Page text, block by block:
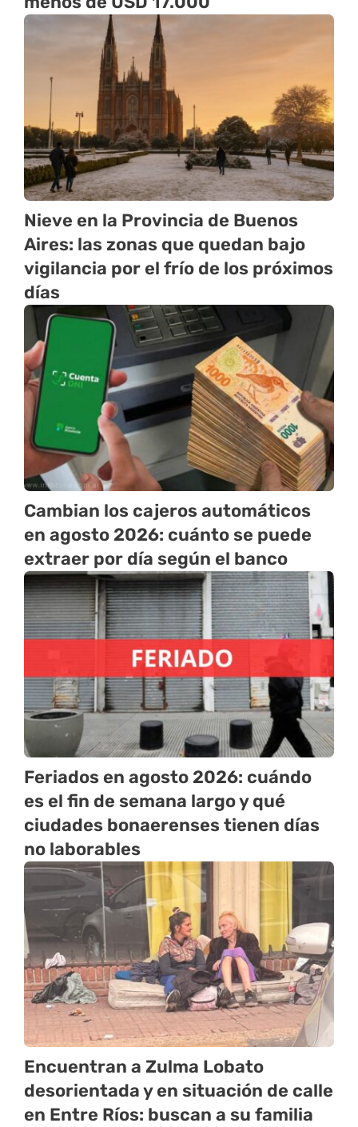
Nieve en la Provincia de Buenos
Aires: las zonas que quedan bajo
vigilancia por el frío de los próximos
días
Cambian los cajeros automáticos
en agosto 2026: cuánto se puede
extraer por día según el banco
Feriados en agosto 2026: cuándo
es el fin de semana largo y qué
ciudades bonaerenses tienen días
no laborables
Encuentran a Zulma Lobato
desorientada y en situación de calle
en Entre Ríos: buscan a su familia